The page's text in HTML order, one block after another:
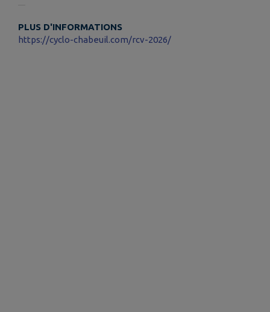
PLUS D'INFORMATIONS
https://cyclo-chabeuil.com/rcv-2026/